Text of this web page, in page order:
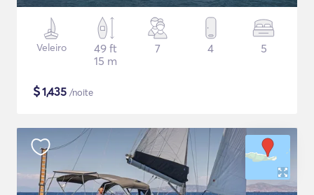
Veleiro
49 ft
15 m
7 4 5
$1,435 /noite